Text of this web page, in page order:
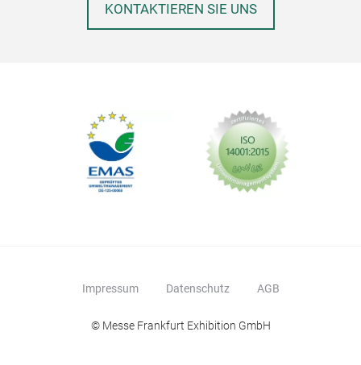
KONTAKTIEREN SIE UNS
Impressum Datenschutz AGB
© Messe Frankfurt Exhibition GmbH